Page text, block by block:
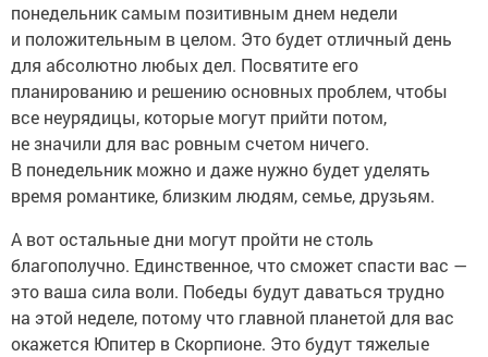
понедельник самым позитивным днем недели
и положительным в целом. Это будет отличный день
для абсолютно любых дел. Посвятите его
планированию и решению основных проблем, чтобы
все неурядицы, которые могут прийти потом,
не значили для вас ровным счетом ничего.
В понедельник можно и даже нужно будет уделять
время романтике, близким людям, семье, друзьям.
А вот остальные дни могут пройти не столь
благополучно. Единственное, что сможет спасти вас —
это ваша сила воли. Победы будут даваться трудно
на этой неделе, потому что главной планетой для вас
окажется Юпитер в Скорпионе. Это будут тяжелые